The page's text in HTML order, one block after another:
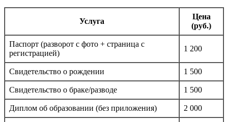
Услуга
Цена
(руб.)
Паспорт (разворот с фото + страница с
регистрацией)
1 200
Свидетельство о рождении 1 500
Свидетельство о браке/разводе 1 500
Диплом об образовании (без приложения) 2 000